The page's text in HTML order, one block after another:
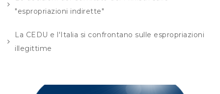
"espropriazioni indirette"
La CEDU e l'Italia si confrontano sulle espropriazioni
illegittime